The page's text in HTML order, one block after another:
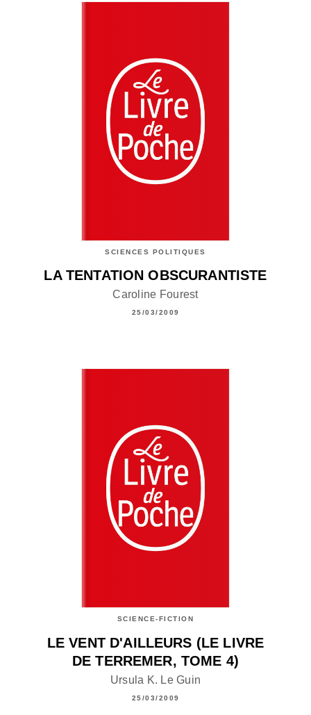
SCIENCES POLITIQUES
LA TENTATION OBSCURANTISTE
Caroline Fourest
25/03/2009
SCIENCE-FICTION
LE VENT D'AILLEURS (LE LIVRE
DE TERREMER, TOME 4)
Ursula K. Le Guin
25/03/2009